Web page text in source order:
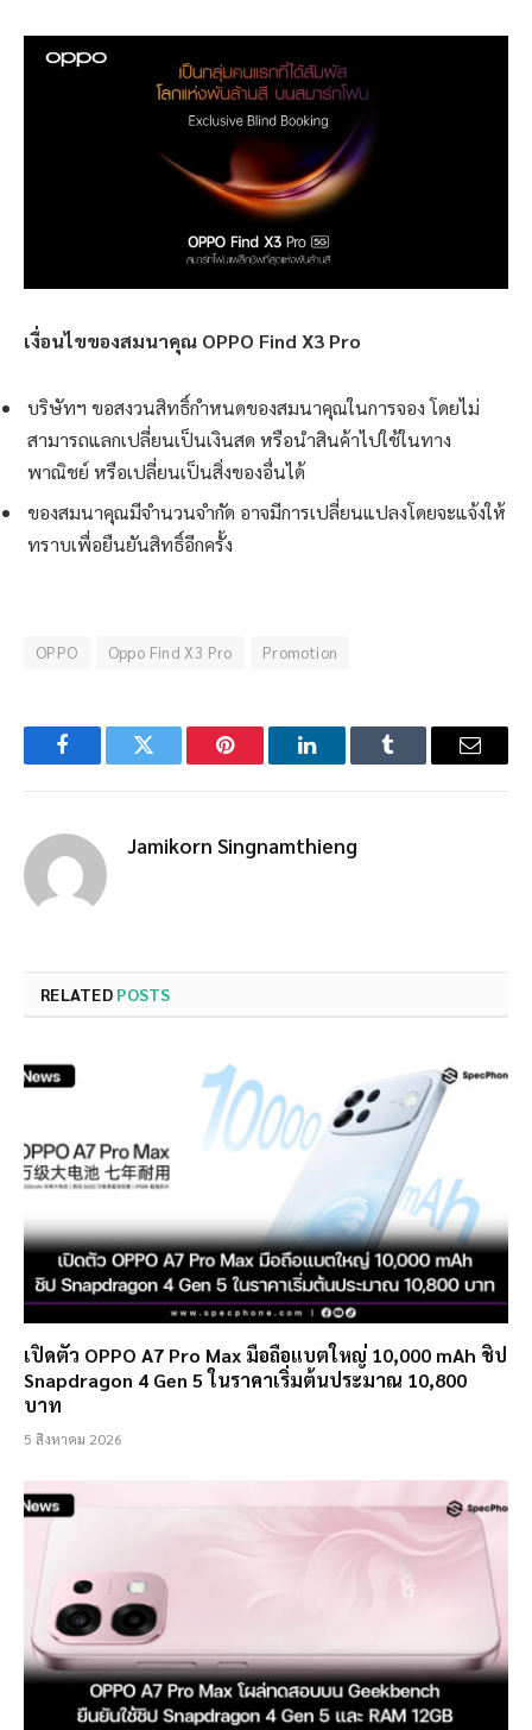
เงื่อนไขของสมนาคุณ OPPO Find X3 Pro
บริษัทฯ ขอสงวนสิทธิ์กำหนดของสมนาคุณในการจอง โดยไม่
สามารถแลกเปลี่ยนเป็นเงินสด หรือนำสินค้าไปใช้ในทาง
พาณิชย์ หรือเปลี่ยนเป็นสิ่งของอื่นได้
ของสมนาคุณมีจำนวนจำกัด อาจมีการเปลี่ยนแปลงโดยจะแจ้งให้
ทราบเพื่อยืนยันสิทธิ์อีกครั้ง
OPPO Oppo Find X3 Pro Promotion
FacebookTwitter Pinterest LinkedInTumblr Email
Jamikorn Singnamthieng
RELATED POSTS
เปิดตัว OPPO A7 Pro Max มือถือแบตใหญ่ 10,000 mAh ชิป
Snapdragon 4 Gen 5 ในราคาเริ่มต้นประมาณ 10,800
บาท
5 สิงหาคม 2026